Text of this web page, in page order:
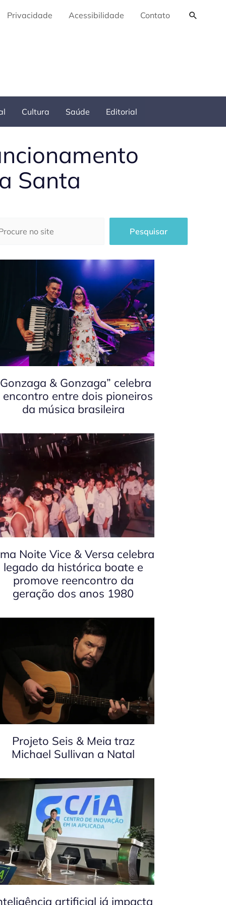
Privacidade Acessibilidade Contato
Cultura Saúde Editorial
Santa
Pesquisar
& Gonzaga” celebra
encontro entre dois pioneiros
da música brasileira
Noite Vice & Versa celebra
legado da histórica boate e
promove reencontro da
geração dos anos 1980
Projeto Seis & Meia traz
Michael Sullivan a Natal
artificial já impacta